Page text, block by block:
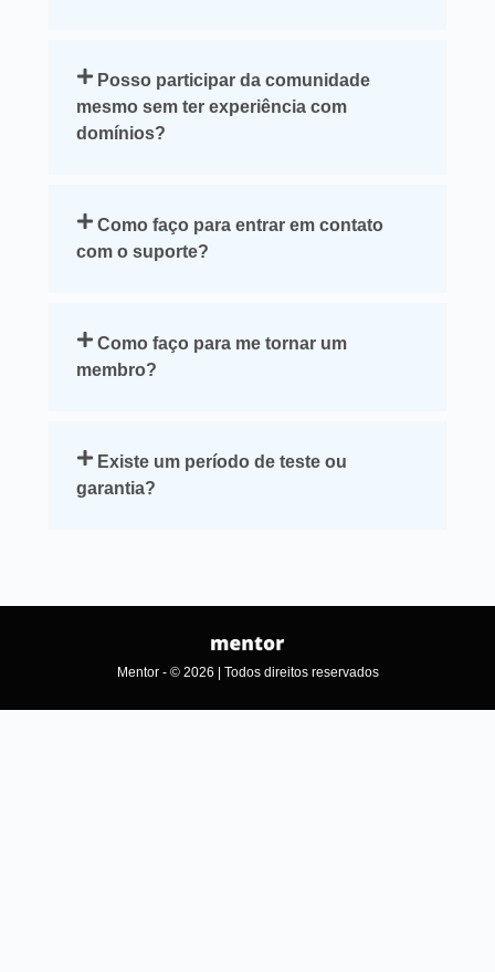
Posso participar da comunidade
mesmo sem ter experiência com
domínios?
Como faço para entrar em contato
com o suporte?
Como faço para me tornar um
membro?
Existe um período de teste ou
garantia?
Mentor - © 2026 | Todos direitos reservados